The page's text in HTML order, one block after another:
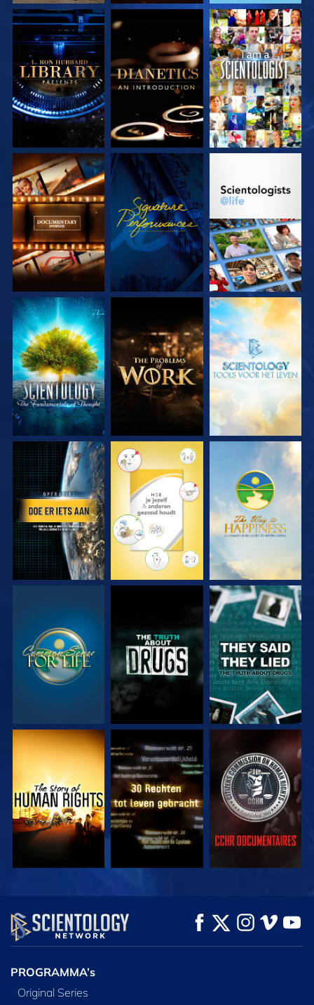
VERKEN DE SERIE VERKEN DE SERIE KIJK
VERKEN DE SERIE KIJK VERKEN DE SERIE
VERKEN DE SERIE VERKEN DE SERIE VERKEN DE SERIE
KIJK KIJK KIJK
KIJK KIJK KIJK
KIJK KIJK KIJK
KIJK VERKEN DE SERIE
PROGRAMMA’s
Original Series